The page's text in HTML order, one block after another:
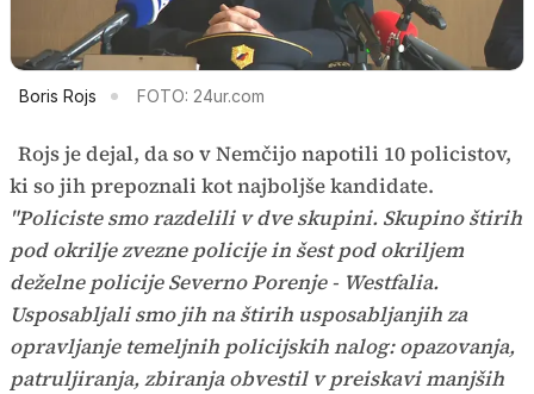
Boris Rojs FOTO: 24ur.com
Rojs je dejal, da so v Nemčijo napotili 10 policistov,
ki so jih prepoznali kot najboljše kandidate.
"Policiste smo razdelili v dve skupini. Skupino štirih
pod okrilje zvezne policije in šest pod okriljem
deželne policije Severno Porenje - Westfalia.
Usposabljali smo jih na štirih usposabljanjih za
opravljanje temeljnih policijskih nalog: opazovanja,
patruljiranja, zbiranja obvestil v preiskavi manjših